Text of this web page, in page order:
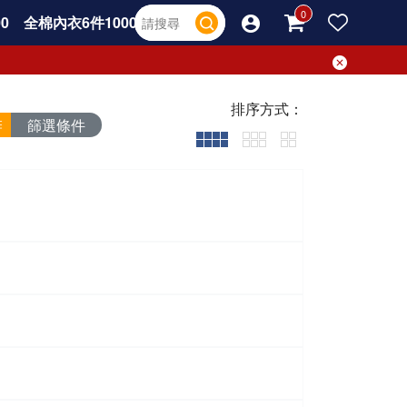
全棉內衣6件1000
篩選條件
排序方式：